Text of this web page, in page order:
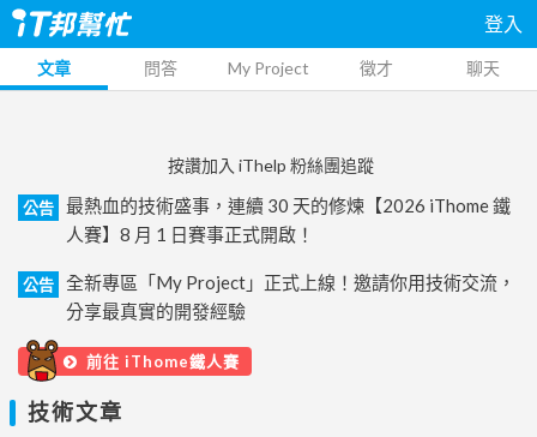
登入
文章 問答 My Project 徵才 聊天
按讚加入 iThelp 粉絲團追蹤
公告
最熱血的技術盛事，連續 30 天的修煉【2026 iThome 鐵
人賽】8 月 1 日賽事正式開啟！
公告
全新專區「My Project」正式上線！邀請你用技術交流，
分享最真實的開發經驗
前往 iThome鐵人賽
技術文章